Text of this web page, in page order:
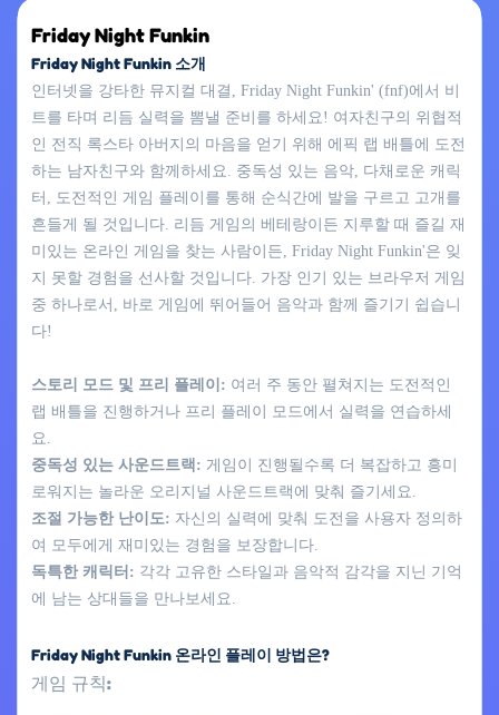
Friday Night Funkin
Friday Night Funkin 소개
인터넷을 강타한 뮤지컬 대결, Friday Night Funkin' (fnf)에서 비
트를 타며 리듬 실력을 뽐낼 준비를 하세요! 여자친구의 위협적
인 전직 록스타 아버지의 마음을 얻기 위해 에픽 랩 배틀에 도전
하는 남자친구와 함께하세요. 중독성 있는 음악, 다채로운 캐릭
터, 도전적인 게임 플레이를 통해 순식간에 발을 구르고 고개를
흔들게 될 것입니다. 리듬 게임의 베테랑이든 지루할 때 즐길 재
미있는 온라인 게임을 찾는 사람이든, Friday Night Funkin'은 잊
지 못할 경험을 선사할 것입니다. 가장 인기 있는 브라우저 게임
중 하나로서, 바로 게임에 뛰어들어 음악과 함께 즐기기 쉽습니
다!
스토리 모드 및 프리 플레이: 여러 주 동안 펼쳐지는 도전적인
랩 배틀을 진행하거나 프리 플레이 모드에서 실력을 연습하세
요.
중독성 있는 사운드트랙: 게임이 진행될수록 더 복잡하고 흥미
로워지는 놀라운 오리지널 사운드트랙에 맞춰 즐기세요.
조절 가능한 난이도: 자신의 실력에 맞춰 도전을 사용자 정의하
여 모두에게 재미있는 경험을 보장합니다.
독특한 캐릭터: 각각 고유한 스타일과 음악적 감각을 지닌 기억
에 남는 상대들을 만나보세요.
Friday Night Funkin 온라인 플레이 방법은?
게임 규칙: